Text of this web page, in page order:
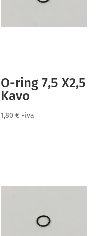
O-ring 7,5 X2,5
Kavo
1,80€ +iva